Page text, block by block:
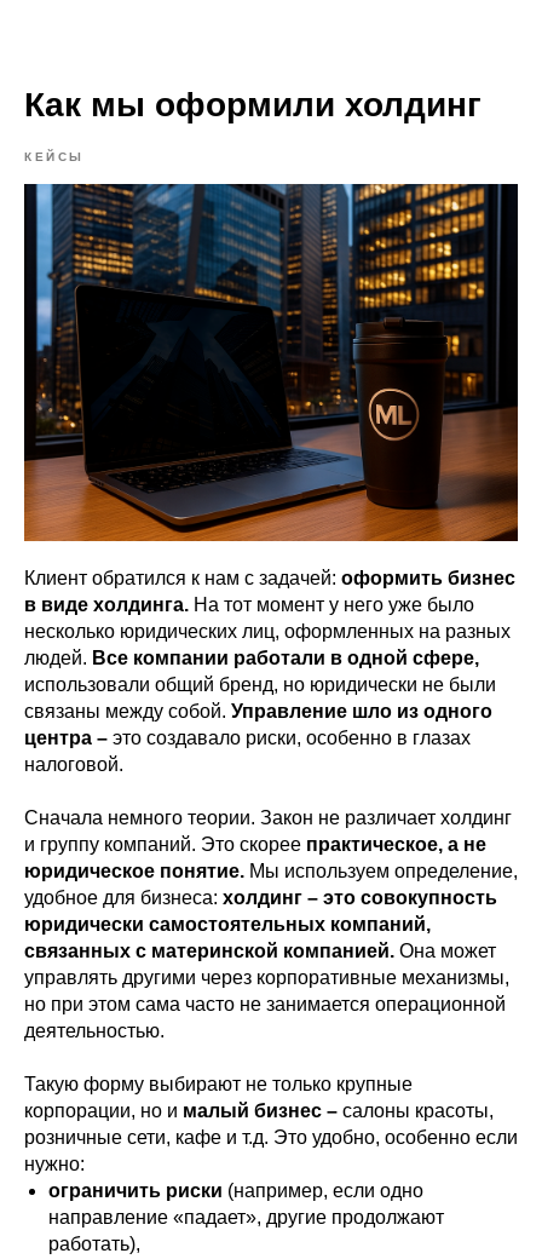
Как мы оформили холдинг
КЕЙСЫ
Клиент обратился к нам с задачей: оформить бизнес
в виде холдинга. На тот момент у него уже было
несколько юридических лиц, оформленных на разных
людей. Все компании работали в одной сфере,
использовали общий бренд, но юридически не были
связаны между собой. Управление шло из одного
центра – это создавало риски, особенно в глазах
налоговой.
Сначала немного теории. Закон не различает холдинг
и группу компаний. Это скорее практическое, а не
юридическое понятие. Мы используем определение,
удобное для бизнеса: холдинг – это совокупность
юридически самостоятельных компаний,
связанных с материнской компанией. Она может
управлять другими через корпоративные механизмы,
но при этом сама часто не занимается операционной
деятельностью.
Такую форму выбирают не только крупные
корпорации, но и малый бизнес – салоны красоты,
розничные сети, кафе и т.д. Это удобно, особенно если
нужно:
ограничить риски (например, если одно
направление «падает», другие продолжают
работать),